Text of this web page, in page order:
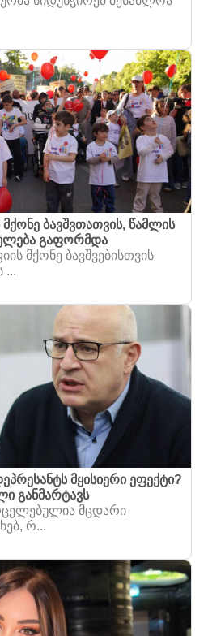
ბავშვთათვის, წამლის
გაფორმდა
მქონე ბავშვებისთვის
...
მყისიერი ეფექტი?
განმარტავს
მცდარი
რ...